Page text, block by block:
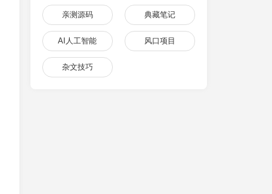
亲测源码 典藏笔记
AI人工智能 风口项目
杂文技巧